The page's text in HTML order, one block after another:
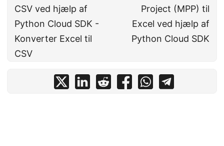
CSV ved hjælp af
Python Cloud SDK -
Konverter Excel til
CSV
Project (MPP) til
Excel ved hjælp af
Python Cloud SDK